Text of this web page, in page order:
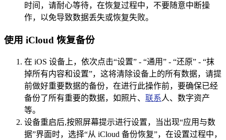
时间，请耐心等待，在恢复过程中，不要随意中断操
作，以免导致数据丢失或恢复失败。
使用 iCloud 恢复备份
在 iOS 设备上，依次点击“设置” - “通用” - “还原” - “抹
掉所有内容和设置”，这将清除设备上的所有数据，请提
前做好重要数据的备份，在进行此操作前，要确保已经
备份了所有重要的数据，如照片、 联系人、数字资产
等。
设备重启后,按照屏幕提示进行设置，当出现“应用与数
据”界面时，选择“从 iCloud 备份恢复”，在设置过程中，